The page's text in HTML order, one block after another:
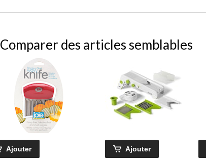
Comparer des articles semblables
Ajouter Ajouter